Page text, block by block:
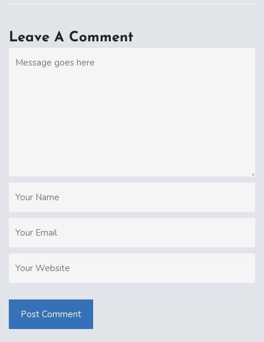
Leave A Comment
Post Comment